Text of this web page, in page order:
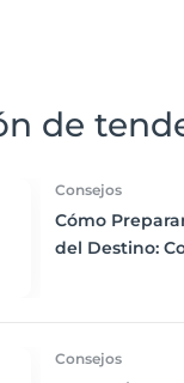
de
Consejos
Cómo
del Destino:
Consejos